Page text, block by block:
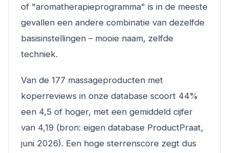
of "aromatherapieprogramma" is in de meeste
gevallen een andere combinatie van dezelfde
basisinstellingen – mooie naam, zelfde
techniek.
Van de 177 massageproducten met
koperreviews in onze database scoort 44%
een 4,5 of hoger, met een gemiddeld cijfer
van 4,19 (bron: eigen database ProductPraat,
juni 2026). Een hoge sterrenscore zegt dus